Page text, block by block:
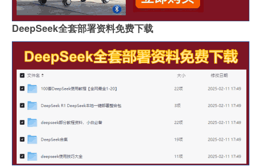
DeepSeek全套部署资料免费下载